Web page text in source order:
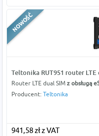
Teltonika RUT951 router LTE
Router LTE dual SIM z obsługą
Producent: Teltonika
941,58 zł z VAT